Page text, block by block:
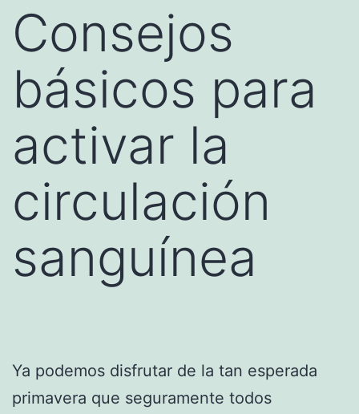
Consejos
básicos para
activar la
circulación
sanguínea
Ya podemos disfrutar de la tan esperada
primavera que seguramente todos